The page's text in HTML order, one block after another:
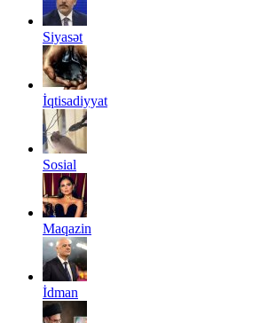
Siyasət
İqtisadiyyat
Sosial
Maqazin
İdman